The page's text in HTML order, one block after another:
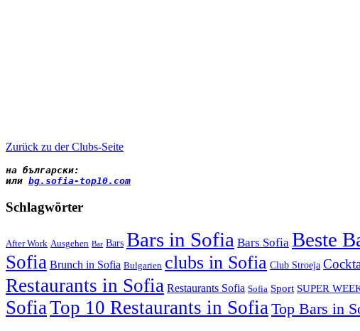
Zurück zu der Clubs-Seite
на български:
или bg.sofia-top10.com
Schlagwörter
After Work Ausgehen Bar Bars Bars in Sofia Bars Sofia Beste
Sofia Brunch in Sofia Bulgarien clubs in Sofia Club Stroeja
Restaurants in Sofia Restaurants Sofia Sofia Sport SUPER
SofiaTop 10 Restaurants in SofiaTop Bars in